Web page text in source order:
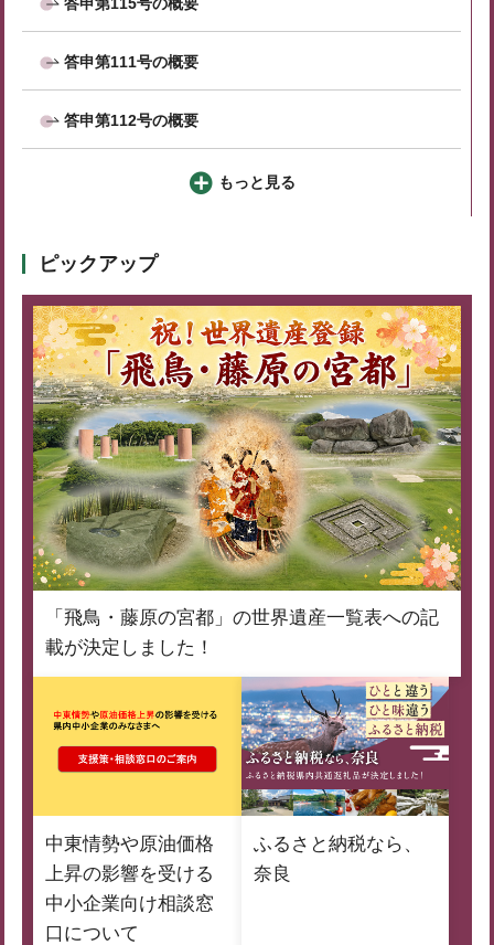
答申第111号の概要
答申第112号の概要
もっと見る
ピックアップ
「飛鳥・藤原の宮都」の世界遺産一覧表への記
載が決定しました！
中東情勢や原油価格
上昇の影響を受ける
中小企業向け相談窓
口について
ふるさと納税なら、
奈良